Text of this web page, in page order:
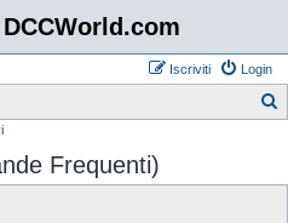
Login
Iscriviti
c
Frequenti)